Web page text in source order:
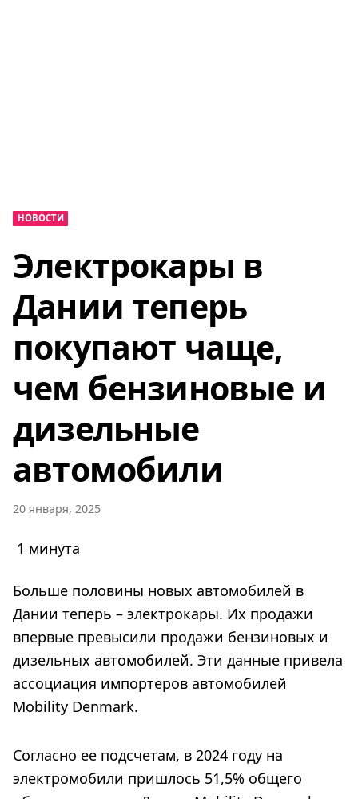
НОВОСТИ
Электрокары в
Дании теперь
покупают чаще,
чем бензиновые и
дизельные
автомобили
20 января, 2025
1 минута
Больше половины новых автомобилей в
Дании теперь – электрокары. Их продажи
впервые превысили продажи бензиновых и
дизельных автомобилей. Эти данные привела
ассоциация импортеров автомобилей
Mobility Denmark.
Согласно ее подсчетам, в 2024 году на
электромобили пришлось 51,5% общего